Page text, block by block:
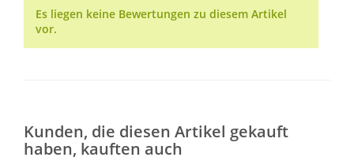
Es liegen keine Bewertungen zu diesem Artikel
vor.
Kunden, die diesen Artikel gekauft
haben, kauften auch